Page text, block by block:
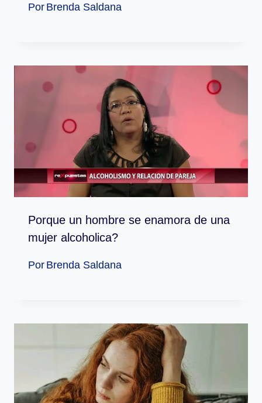
Por Brenda Saldana
Porque un hombre se enamora de una
mujer alcoholica?
Por Brenda Saldana